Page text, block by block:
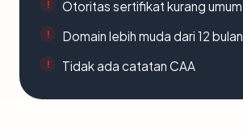
Otoritas sertifikat kurang umum
Domain lebih muda dari 12 bulan
Tidak ada catatan CAA